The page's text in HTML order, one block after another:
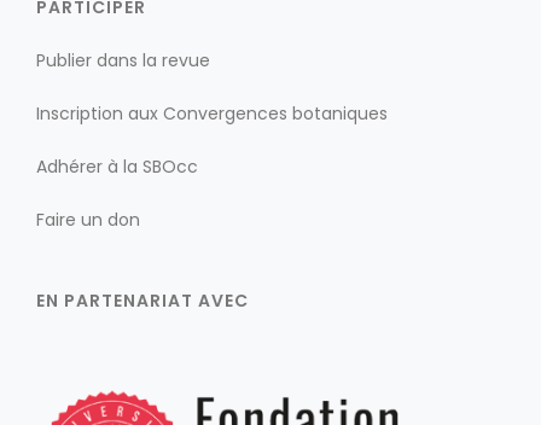
PARTICIPER
Publier dans la revue
Inscription aux Convergences botaniques
Adhérer à la SBOcc
Faire un don
EN PARTENARIAT AVEC